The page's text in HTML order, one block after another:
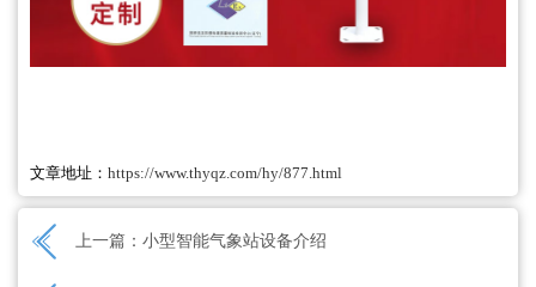
文章地址： https://www.thyqz.com/hy/877.html
上一篇： 小型智能气象站设备介绍